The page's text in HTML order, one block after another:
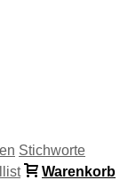
Stichworte
Warenkorb